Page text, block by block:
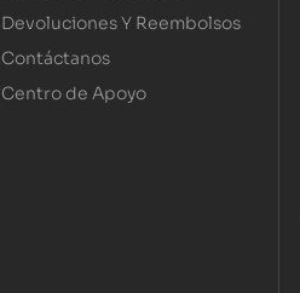
Devoluciones Y Reembolsos
Contáctanos
Centro de Apoyo